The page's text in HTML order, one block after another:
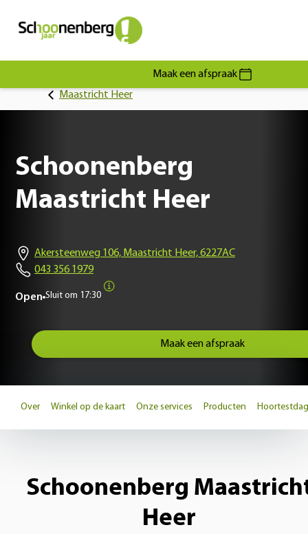
Maak een afspraak
Maastricht Heer
Schoonenberg
Maastricht Heer
Akersteenweg 106, Maastricht Heer, 6227AC
043 356 1979
Open Sluit om 17:30
Maak een afspraak
Over Winkel op de kaart Onze services Producten
Schoonenberg
Heer